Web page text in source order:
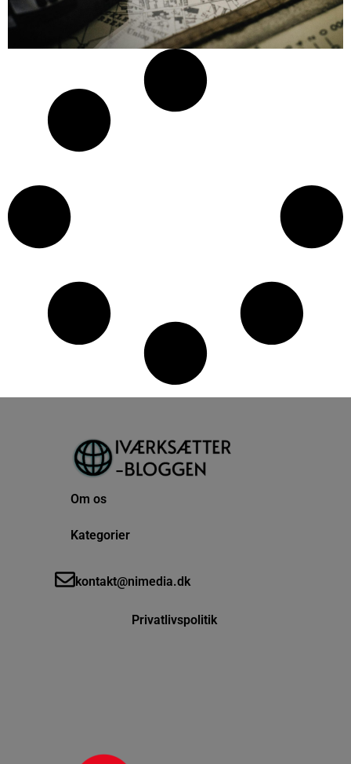
Om os
Kategorier
kontakt@nimedia.dk
Privatlivspolitik